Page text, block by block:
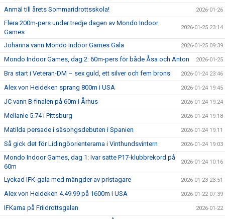
Anmäl till årets Sommaridrottsskola! 2026-01-26
Flera 200m-pers under tredje dagen av Mondo Indoor
Games
2026-01-25 23:14
Johanna vann Mondo Indoor Games Gala 2026-01-25 09:39
Mondo Indoor Games, dag 2: 60m-pers för både Åsa och Anton 2026-01-25
Bra start i Veteran-DM – sex guld, ett silver och fem brons 2026-01-24 23:46
Alex von Heideken sprang 800m i USA 2026-01-24 19:45
JC vann B-finalen på 60m i Århus 2026-01-24 19:24
Mellanie 5.74 i Pittsburg 2026-01-24 19:18
Matilda persade i säsongsdebuten i Spanien 2026-01-24 19:11
Så gick det för Lidingöorienterarna i Vinthundsvintern 2026-01-24 19:03
Mondo Indoor Games, dag 1: Ivar satte P17-klubbrekord på
60m
2026-01-24 10:16
Lyckad IFK-gala med mängder av pristagare 2026-01-23 23:51
Alex von Heideken 4.49.99 på 1600m i USA 2026-01-22 07:39
IFKarna på Friidrottsgalan 2026-01-22